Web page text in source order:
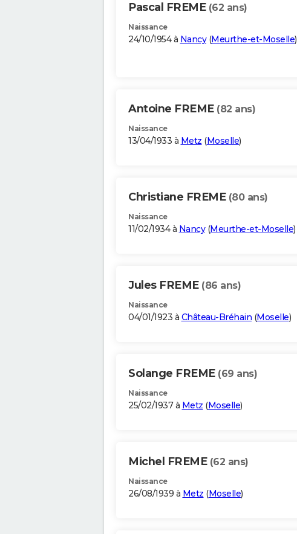
Pascal FREME (62 ans)
Naissance
24/10/1954 à Nancy(Meurthe-et-Moselle)
Antoine FREME (82 ans)
Naissance
13/04/1933 à Metz (Moselle)
Christiane FREME (80 ans)
Naissance
11/02/1934 à Nancy(Meurthe-et-Moselle)
Jules FREME (86 ans)
Naissance
04/01/1923 à Château-Bréhain (Moselle)
Solange FREME (69 ans)
Naissance
25/02/1937 à Metz (Moselle)
Michel FREME (62 ans)
Naissance
26/08/1939 à Metz (Moselle)